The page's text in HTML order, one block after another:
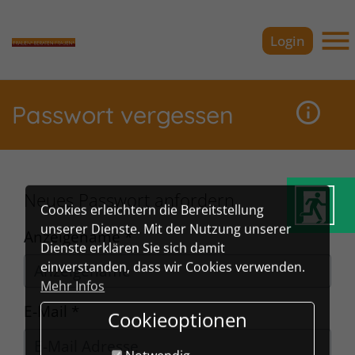
Cookies erleichtern die Bereitstellung
unserer Dienste. Mit der Nutzung unserer
Dienste erklären Sie sich damit
einverstanden, dass wir Cookies verwenden.
Mehr Infos
Cookieoptionen
der
der
dem
der
der
Navigation
Webseite
dem
der
Login
Passwort vergessen
Neues Passwort anfordern
Anzeigename *
E-Mail *